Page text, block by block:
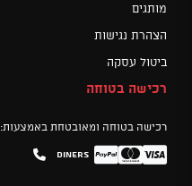
מותגים
הצהרת נגישות
ביטול עסקה
רכישה בטוחה
רכישה בטוחה ומאובטחת באמצעות:
Visa
Mastercard
PayPal
Diners